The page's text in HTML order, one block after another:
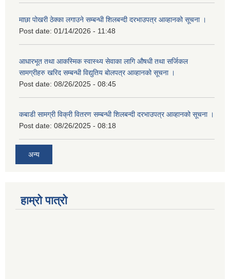
माछा पोखरी ठेक्का लगाउने सम्बन्धी शिलबन्दी दरभाउपत्र आव्हानको सूचना ।
Post date: 01/14/2026 - 11:48
आधारभूत तथा आकस्मिक स्वास्थ्य सेवाका लागि औषधी तथा सर्जिकल
सामग्रीहरु खरिद सम्बन्धी विद्युतिय बोलपत्र आव्हानको सूचना ।
Post date: 08/26/2025 - 08:45
कबाडी सामग्री विक्री वितरण सम्बन्धी शिलबन्दी दरभाउपत्र आव्हानको सूचना ।
Post date: 08/26/2025 - 08:18
अन्य
हाम्रो पात्रो